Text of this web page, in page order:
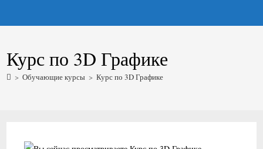
Курс по 3D Графике
> Обучающие курсы > Курс по 3D Графике